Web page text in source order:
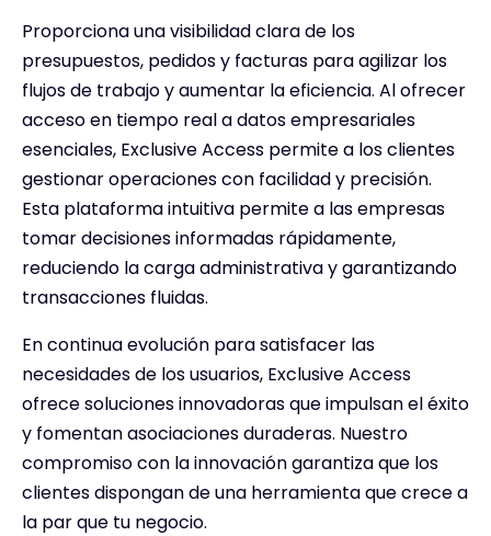
Proporciona una visibilidad clara de los
presupuestos, pedidos y facturas para agilizar los
flujos de trabajo y aumentar la eficiencia. Al ofrecer
acceso en tiempo real a datos empresariales
esenciales, Exclusive Access permite a los clientes
gestionar operaciones con facilidad y precisión.
Esta plataforma intuitiva permite a las empresas
tomar decisiones informadas rápidamente,
reduciendo la carga administrativa y garantizando
transacciones fluidas.
En continua evolución para satisfacer las
necesidades de los usuarios, Exclusive Access
ofrece soluciones innovadoras que impulsan el éxito
y fomentan asociaciones duraderas. Nuestro
compromiso con la innovación garantiza que los
clientes dispongan de una herramienta que crece a
la par que tu negocio.